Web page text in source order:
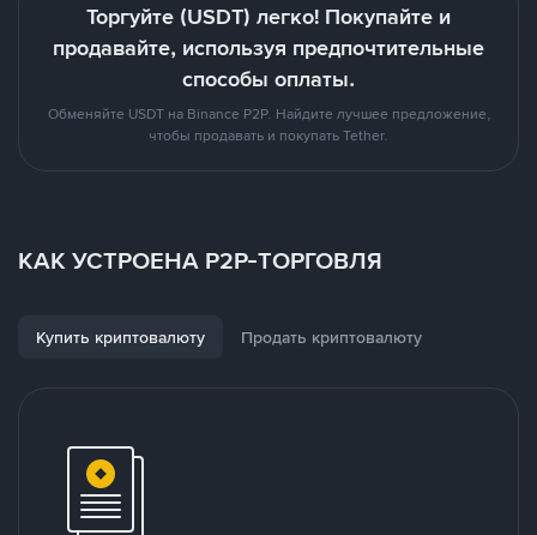
Торгуйте (USDT) легко! Покупайте и
продавайте, используя предпочтительные
способы оплаты.
Обменяйте USDT на Binance P2P. Найдите лучшее предложение,
чтобы продавать и покупать Tether.
КАК УСТРОЕНА P2P-ТОРГОВЛЯ
Купить криптовалюту Продать криптовалюту